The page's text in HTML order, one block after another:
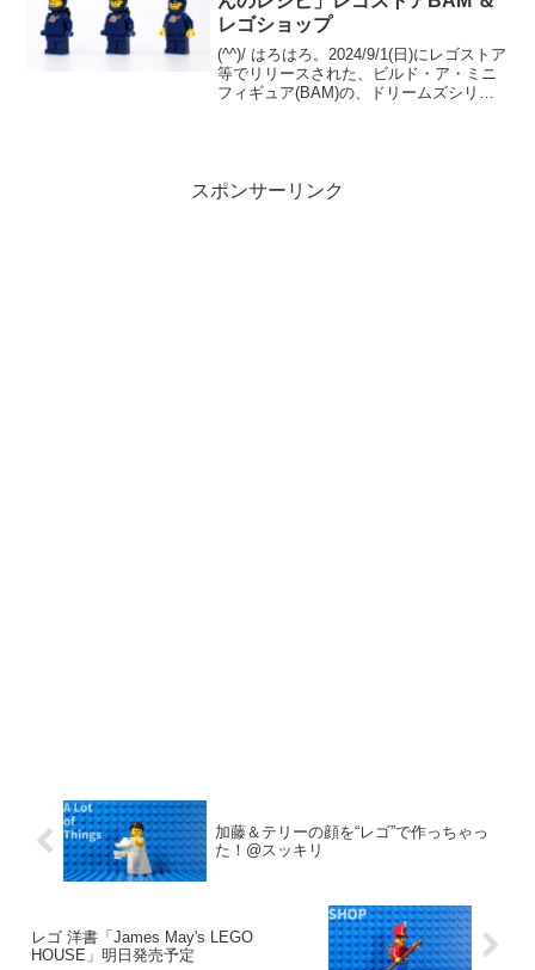
レゴショップ
(^^)/ はろはろ。2024/9/1(日)にレゴストア
等でリリースされた、ビルド・ア・ミニ
フィギュア(BAM)の、ドリームズシリー
スポンサーリンク
加藤＆テリーの顔を“レゴ”で作っちゃっ
た！@スッキリ
レゴ 洋書「James May's LEGO
HOUSE」明日発売予定